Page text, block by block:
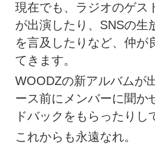
現在でも、ラジオのゲス
が出演したり、SNSの生
を言及したりなど、仲が
てきます。
WOODZの新アルバムが
ース前にメンバーに聞か
ドバックをもらったりし
これからも永遠なれ。